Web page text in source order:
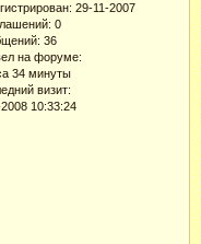
: 29-11-2007
0
36
на форуме:
34 минуты
визит:
10:33:24